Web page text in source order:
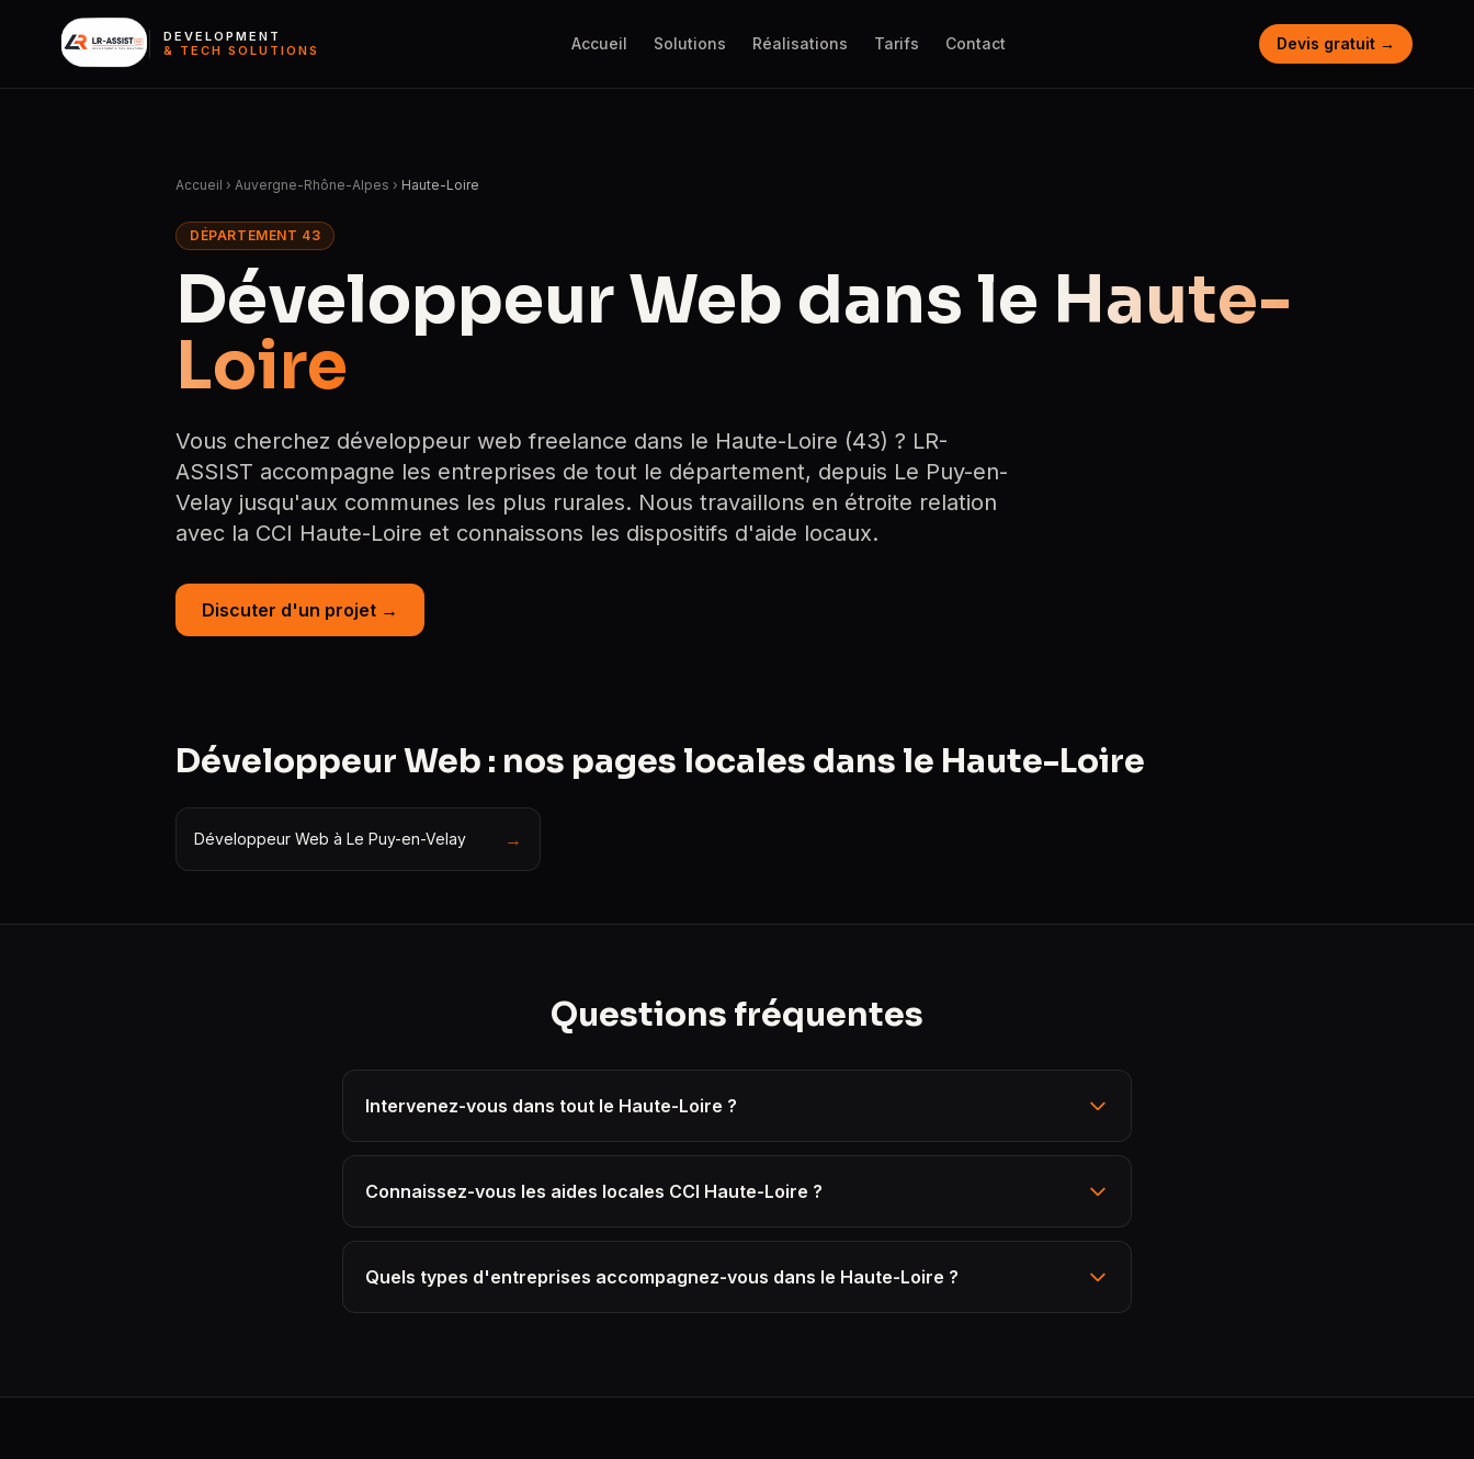
DEVELOPMENT
& TECH SOLUTIONS
Accueil Solutions Réalisations Tarifs Contact Devis gratuit →
Accueil › Auvergne-Rhône-Alpes › Haute-Loire
DÉPARTEMENT 43
Développeur Web dans le Haute-
Loire
Vous cherchez développeur web freelance dans le Haute-Loire (43) ? LR-
ASSIST accompagne les entreprises de tout le département, depuis Le Puy-en-
Velay jusqu'aux communes les plus rurales. Nous travaillons en étroite relation
avec la CCI Haute-Loire et connaissons les dispositifs d'aide locaux.
Discuter d'un projet →
Développeur Web : nos pages locales dans le Haute-Loire
Développeur Web à Le Puy-en-Velay →
Questions fréquentes
Intervenez-vous dans tout le Haute-Loire ?
Connaissez-vous les aides locales CCI Haute-Loire ?
Quels types d'entreprises accompagnez-vous dans le Haute-Loire ?